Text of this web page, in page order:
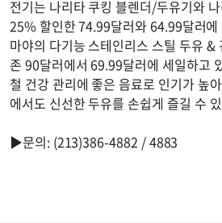
전기는 나리타 쿠킹 블렌더/두유기와
25% 할인한 74.99달러와 64.99달러에
마야의 다기능 스테인리스 스틸 두유 &
존 90달러에서 69.99달러에 세일하고
철 건강 관리에 좋은 음료로 인기가 높
에서도 신선한 두유를 손쉽게 즐길 수
▶문의: (213)386-4882 / 4883